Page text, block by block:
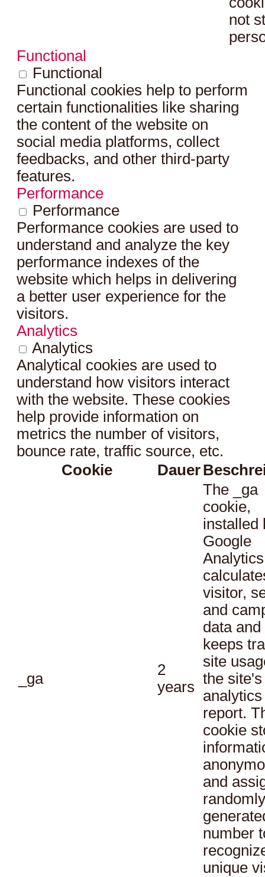
not
Functional
Functional
Functional cookies help to perform
certain functionalities like sharing
the content of the website on
social media platforms, collect
feedbacks, and other third-party
features.
Performance
Performance
Performance cookies are used to
understand and analyze the key
performance indexes of the
website which helps in delivering
a better user experience for the
visitors.
Analytics
Analytics
Analytical cookies are used to
understand how visitors interact
with the website. These cookies
help provide information on
metrics the number of visitors,
bounce rate, traffic source, etc.
Cookie
Dauer
_ga
2
years
The _ga
cookie,
installed
Google
visitor,
and
data and
keeps
site
the site's
analytics
report.
cookie
and
randomly
number
unique